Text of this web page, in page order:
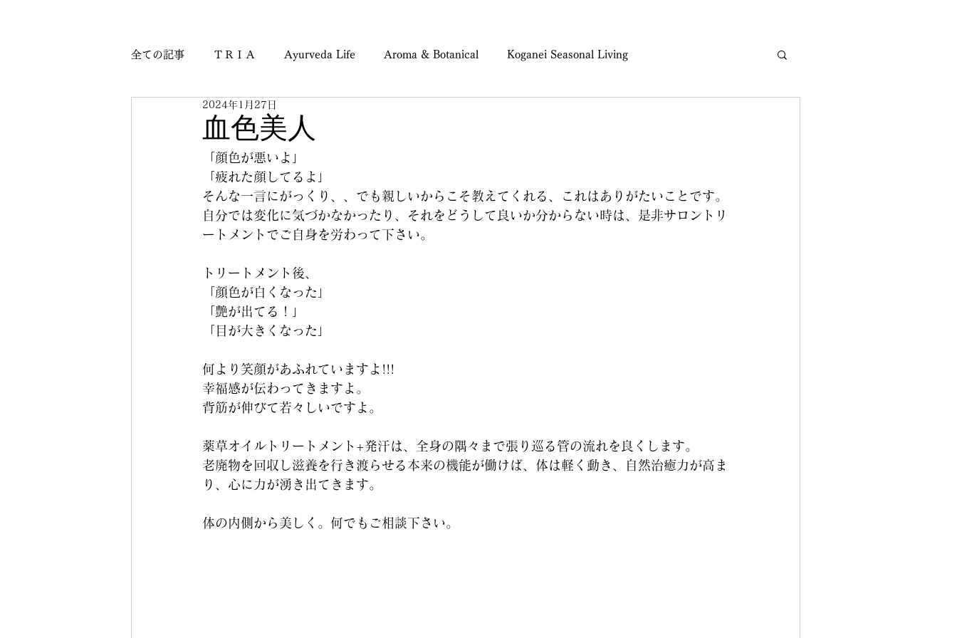
全ての記事 ＴＲＩＡ Ayurveda Life Aroma & Botanical Koganei Seasonal Living
Journey & Culture Notes
血色美人
2024年1月27日
「顔色が悪いよ」
「疲れた顔してるよ」
そんな一言にがっくり、、でも親しいからこそ教えてくれる、これはありがたいことです。
自分では変化に気づかなかったり、それをどうして良いか分からない時は、是非サロントリ
ートメントでご自身を労わって下さい。
トリートメント後、
「顔色が白くなった」
「艶が出てる！」
「目が大きくなった」
何より笑顔があふれていますよ!!!
幸福感が伝わってきますよ。
背筋が伸びて若々しいですよ。
薬草オイルトリートメント+発汗は、全身の隅々まで張り巡る管の流れを良くします。
老廃物を回収し滋養を行き渡らせる本来の機能が働けば、体は軽く動き、自然治癒力が高ま
り、心に力が湧き出てきます。
体の内側から美しく。何でもご相談下さい。